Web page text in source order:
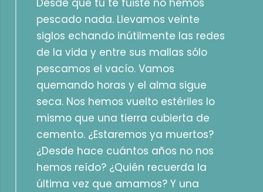
pescado nada. Llevamos veinte
siglos echando inútilmente las redes
de la vida y entre sus mallas sólo
pescamos el vacío. Vamos
quemando horas y el alma sigue
seca. Nos hemos vuelto estériles lo
mismo que una tierra cubierta de
cemento. ¿Estaremos ya muertos?
¿Desde hace cuántos años no nos
hemos reído? ¿Quién recuerda la
última vez que amamos? Y una